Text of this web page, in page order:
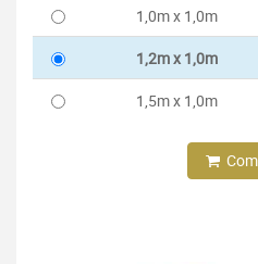
1,0m x 1,0m
1,2m x 1,0m
1,5m x 1,0m